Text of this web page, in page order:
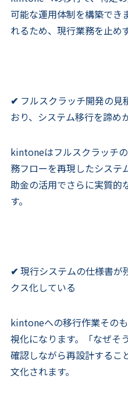
可能な運用体制を構築でき
れるため、現行業務を止め
✔ フルスクラッチ開発の見
おり、システム移行を諦め
kintoneはフルスクラッチ
務フローを再現したシステ
助金の活用でさらに実質的
す。
✔ 現行システムの仕様書が
クス化している
kintoneへの移行作業その
視化になります。「なぜそ
確認しながら再設計するこ
文化されます。